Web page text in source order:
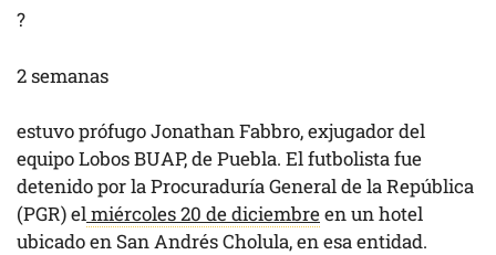
?
2 semanas
estuvo prófugo Jonathan Fabbro, exjugador del
equipo Lobos BUAP, de Puebla. El futbolista fue
detenido por la Procuraduría General de la República
(PGR) elmiércoles 20 de diciembreen un hotel
ubicado en San Andrés Cholula, en esa entidad.